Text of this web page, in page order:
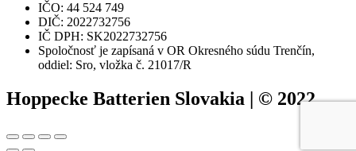
IČO: 44 524 749
DIČ: 2022732756
IČ DPH: SK2022732756
Spoločnosť je zapísaná v OR Okresného súdu Trenčín,
oddiel: Sro, vložka č. 21017/R
Hoppecke Batterien Slovakia | © 2022